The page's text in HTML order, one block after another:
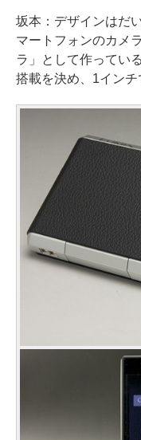
坂本：デザインはだ
マートフォンのカメ
ラ」として作ってい
搭載を決め、1インチ